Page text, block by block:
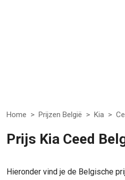
Home > Prijzen België > Kia >
Prijs Kia Ceed
Hieronder vind je de Belgische